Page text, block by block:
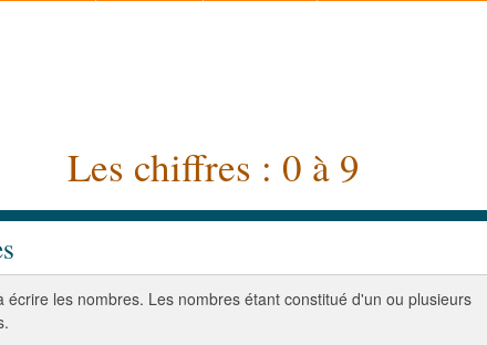
Les chiffres : 0 à 9
écrire les nombres. Les nombres étant constitué d'un ou plusieurs